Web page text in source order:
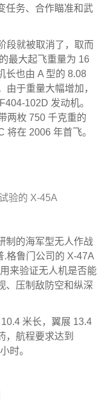
任务、合作瞄准和武
就被取消了，取而
最大起飞重量为 16
长也由 A 型的 8.08
由于重量大幅增加，
102D 发动机。
两枚 750 千克重的
将在 2006 年首飞。
验的 X-45A
的海军型无人作战
.格鲁门公司的 X-47A
来验证无人机是否能
、压制敌防空和纵深
米长，翼展 13.4
，航程要求达到
时。